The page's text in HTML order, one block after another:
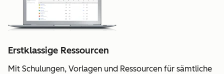
Erstklassige Ressourcen
Mit Schulungen, Vorlagen und Ressourcen für sämtliche